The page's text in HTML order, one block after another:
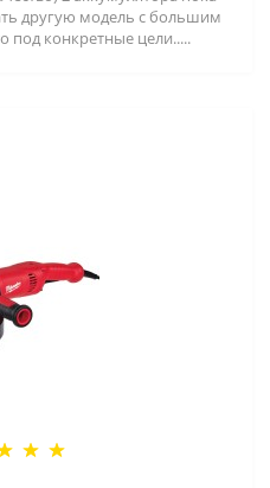
другую модель с большим
конкретные цели.....